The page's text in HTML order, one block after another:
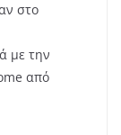
στο
με την
από